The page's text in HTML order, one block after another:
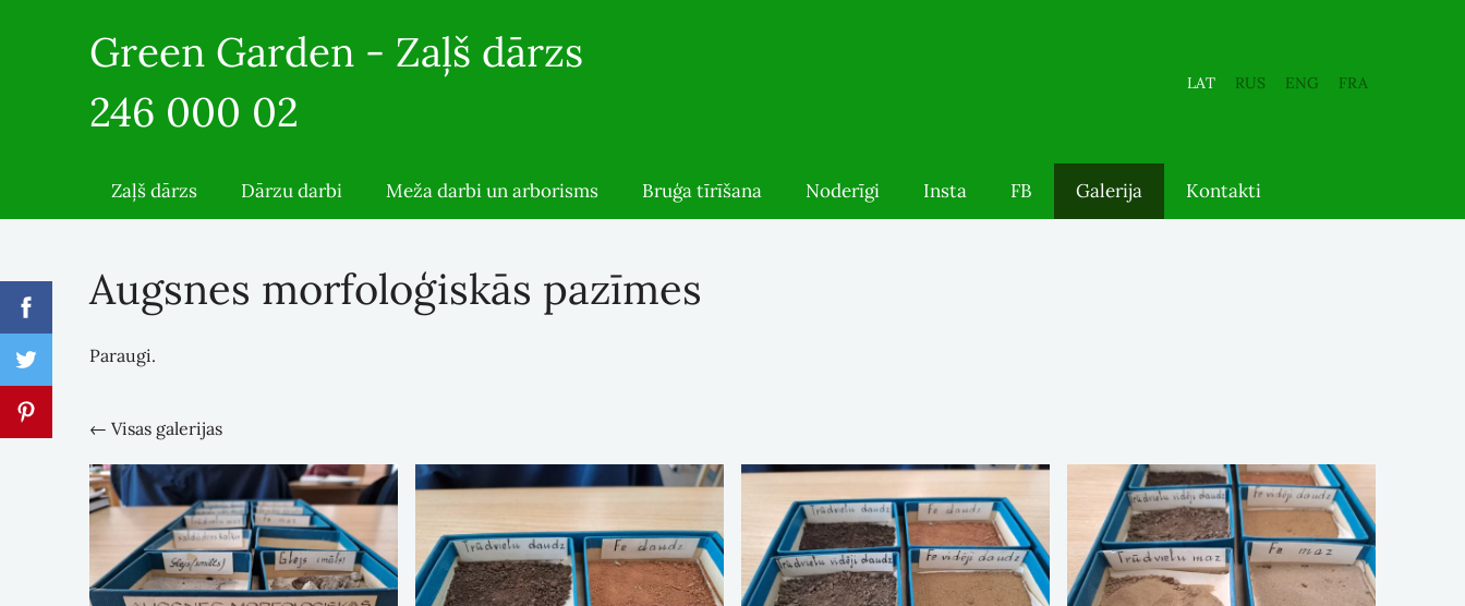
Green Garden - Zaļš dārzs
246 000 02
LAT RUS ENG FRA
Zaļš dārzs Dārzu darbi Meža darbi un arborisms Bruģa tīrīšana Noderīgi Insta FB Galerija Kontakti
Augsnes morfoloģiskās pazīmes
Paraugi.
Visas galerijas